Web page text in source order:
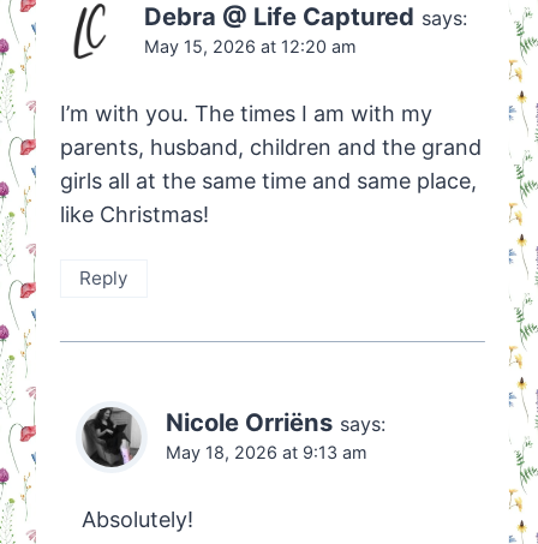
Debra @ Life Captured says:
May 15, 2026 at 12:20 am
I’m with you. The times I am with my
parents, husband, children and the grand
girls all at the same time and same place,
like Christmas!
Reply
Nicole Orriëns says:
May 18, 2026 at 9:13 am
Absolutely!